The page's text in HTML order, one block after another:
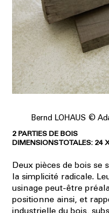
Bernd LOHAUS ©
2 PARTIES DE BOIS
DIMENSIONS TOTALES: 24
Deux pièces de bois se
la simplicité radicale.
usinage peut-être
positionne ainsi, et
industrielle du bois,